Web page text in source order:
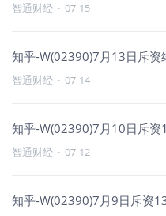
智通财经 · 07-15
知乎-W(02390)7月13日斥
智通财经 · 07-14
知乎-W(02390)7月10日斥
智通财经 · 07-12
知乎-W(02390)7月9日斥资